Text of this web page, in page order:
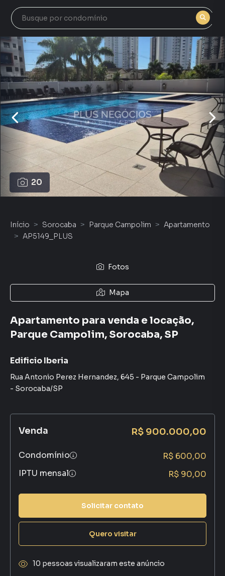
20
Início Sorocaba Parque Campolim
Apartamento
AP5149_PLUS
Fotos
Mapa
Apartamento para venda e locação,
Parque Campolim, Sorocaba, SP
Edificio Iberia
Rua Antonio Perez Hernandez, 645 - Parque Campolim
- Sorocaba/SP
Venda R$ 900.000,00
Condomínio
R$ 600,00
IPTU mensal
R$ 90,00
Solicitar contato
Quero visitar
10 pessoas visualizaram este anúncio